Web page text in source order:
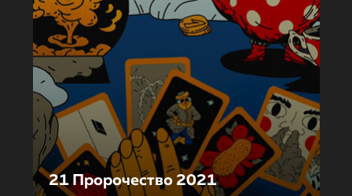
21 Пророчество 2021